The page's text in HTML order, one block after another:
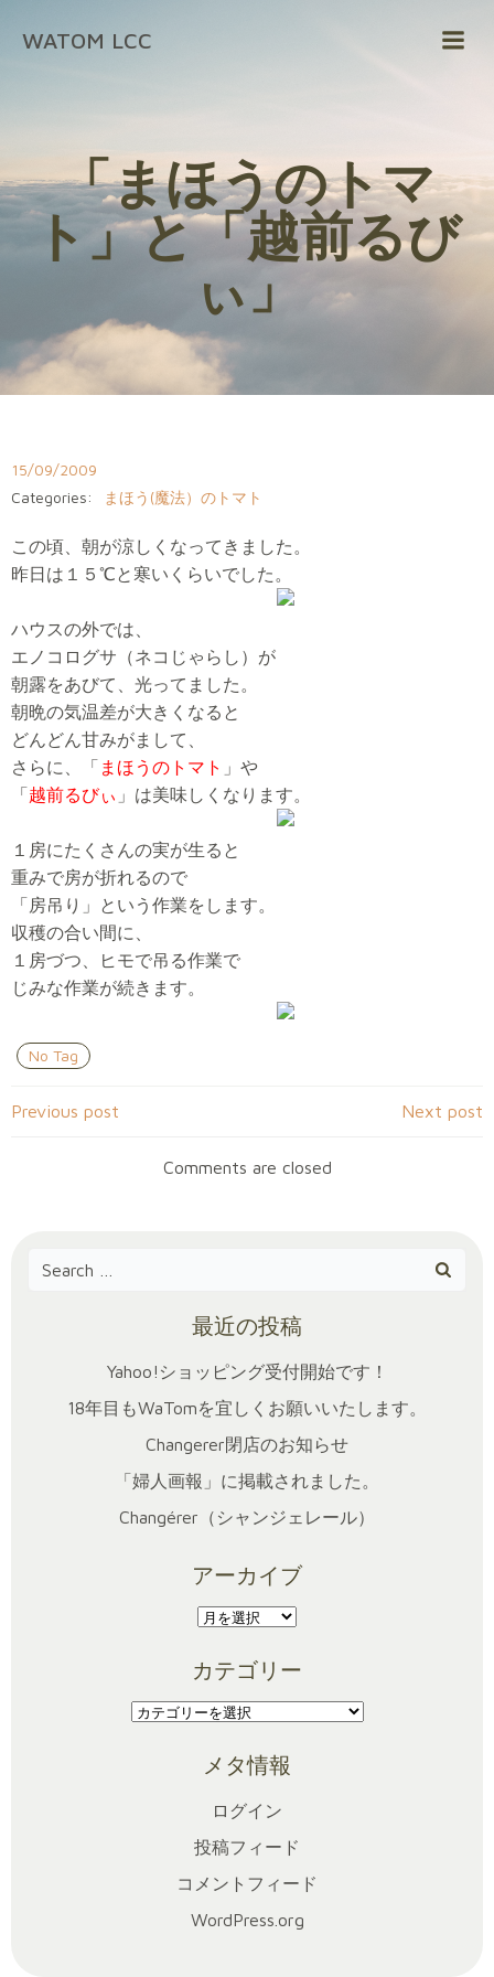
ス
キ
ッ
プ
WATOM LCC
「まほうのトマ
ト」と「越前るび
ぃ」
15/09/2009
Categories:
まほう(魔法）のトマト
この頃、朝が涼しくなってきました。
昨日は１５℃と寒いくらいでした。
ハウスの外では、
エノコログサ（ネコじゃらし）が
朝露をあびて、光ってました。
朝晩の気温差が大きくなると
どんどん甘みがまして、
さらに、「 まほうのトマト 」や
「越前るびぃ 」は美味しくなります。
１房にたくさんの実が生ると
重みで房が折れるので
「房吊り」という作業をします。
収穫の合い間に、
１房づつ、ヒモで吊る作業で
じみな作業が続きます。
No Tag
Post
navigation
Previous post
navigation
Next post
Comments are closed
Search
最近の投稿
Yahoo!ショッピング受付開始です！
18年目もWaTomを宜しくお願いいたします。
Changerer閉店のお知らせ
「婦人画報」に掲載されました。
Changérer（シャンジェレール）
アーカイブ
ア
カ
イ
ブ
カテゴリー
カ
メタ情報
ログイン
投稿フィード
コメントフィード
WordPress.org